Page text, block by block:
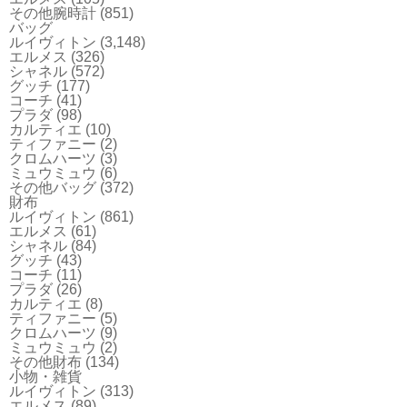
その他腕時計 (851)
バッグ
ルイヴィトン (3,148)
エルメス (326)
シャネル (572)
グッチ (177)
コーチ (41)
プラダ (98)
カルティエ (10)
ティファニー (2)
クロムハーツ (3)
ミュウミュウ (6)
その他バッグ (372)
財布
ルイヴィトン (861)
エルメス (61)
シャネル (84)
グッチ (43)
コーチ (11)
プラダ (26)
カルティエ (8)
ティファニー (5)
クロムハーツ (9)
ミュウミュウ (2)
その他財布 (134)
小物・雑貨
ルイヴィトン (313)